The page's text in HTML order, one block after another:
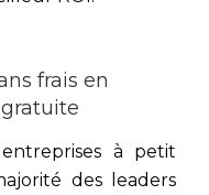
frais en
à petit
des leaders